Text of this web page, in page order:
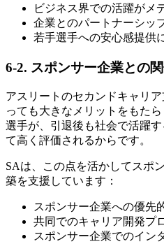
ビジネス界での活躍がメ
企業とのパートナーシッ
若手選手への安心感提供
6-2. スポンサー企業との
アスリートのセカンドキャリ
っても大きなメリットをもた
選手が、引退後も社会で活躍
て高く評価されるからです。
SAは、この点を活かしてスポ
築を支援しています：
スポンサー企業への優先
共同でのキャリア開発プ
スポンサー企業でのイン